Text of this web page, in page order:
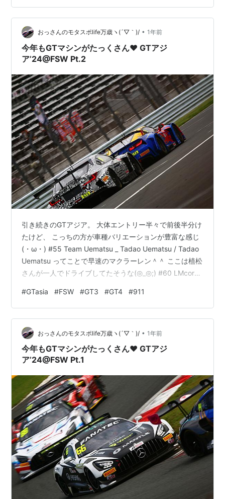
人生必要な時があるのだろう IMSA第2戦【セブリング12
時間レース】 例年フロリダ州でデイトナ24hに次いで開
催され…おっさんのモタスポlife万歳ヽ(´▽｀)/ • 1年前
今年もGTマシンがたっくさん❤ GTアジ
ア’24@FSW Pt.2
引き続きのGTアジア。 大体エントリー半々で前後半分け
たけど、 こっちの方が車種バリエーションが豊富な感じ
(・ω・) #55 Team Uematsu _ Tadao Uematsu / Tadao
Uematsu ってことで早速のマクラーレン＾＾ ここは植松
さんが一人でドライブしてたそうな(◎_◎;) #60 LMcorsa
はレッドにイタリアントリコロールの王道リバリー👑 ア
ルパインスターのどデカロゴも相まってより王道感が
(`・ω・´) #63 VSR _ Zhou Bihuang / Marco …
#GTasia #FSW #GT3 #GT4 #911
おっさんのモタスポlife万歳ヽ(´▽｀)/ • 1年前
今年もGTマシンがたっくさん❤ GTアジ
ア’24@FSW Pt.1